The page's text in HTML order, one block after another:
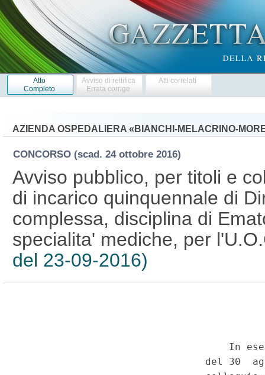
Atto
Completo
Avviso di rettifica
Errata corrige
Atti correlati
AZIENDA OSPEDALIERA «BIANCHI-MELACRINO-
CONCORSO (scad. 24 ottobre 2016)
Avviso pubblico, per titoli e
di incarico quinquennale di
complessa, disciplina di
specialita' mediche, per
del 23-09-2016)